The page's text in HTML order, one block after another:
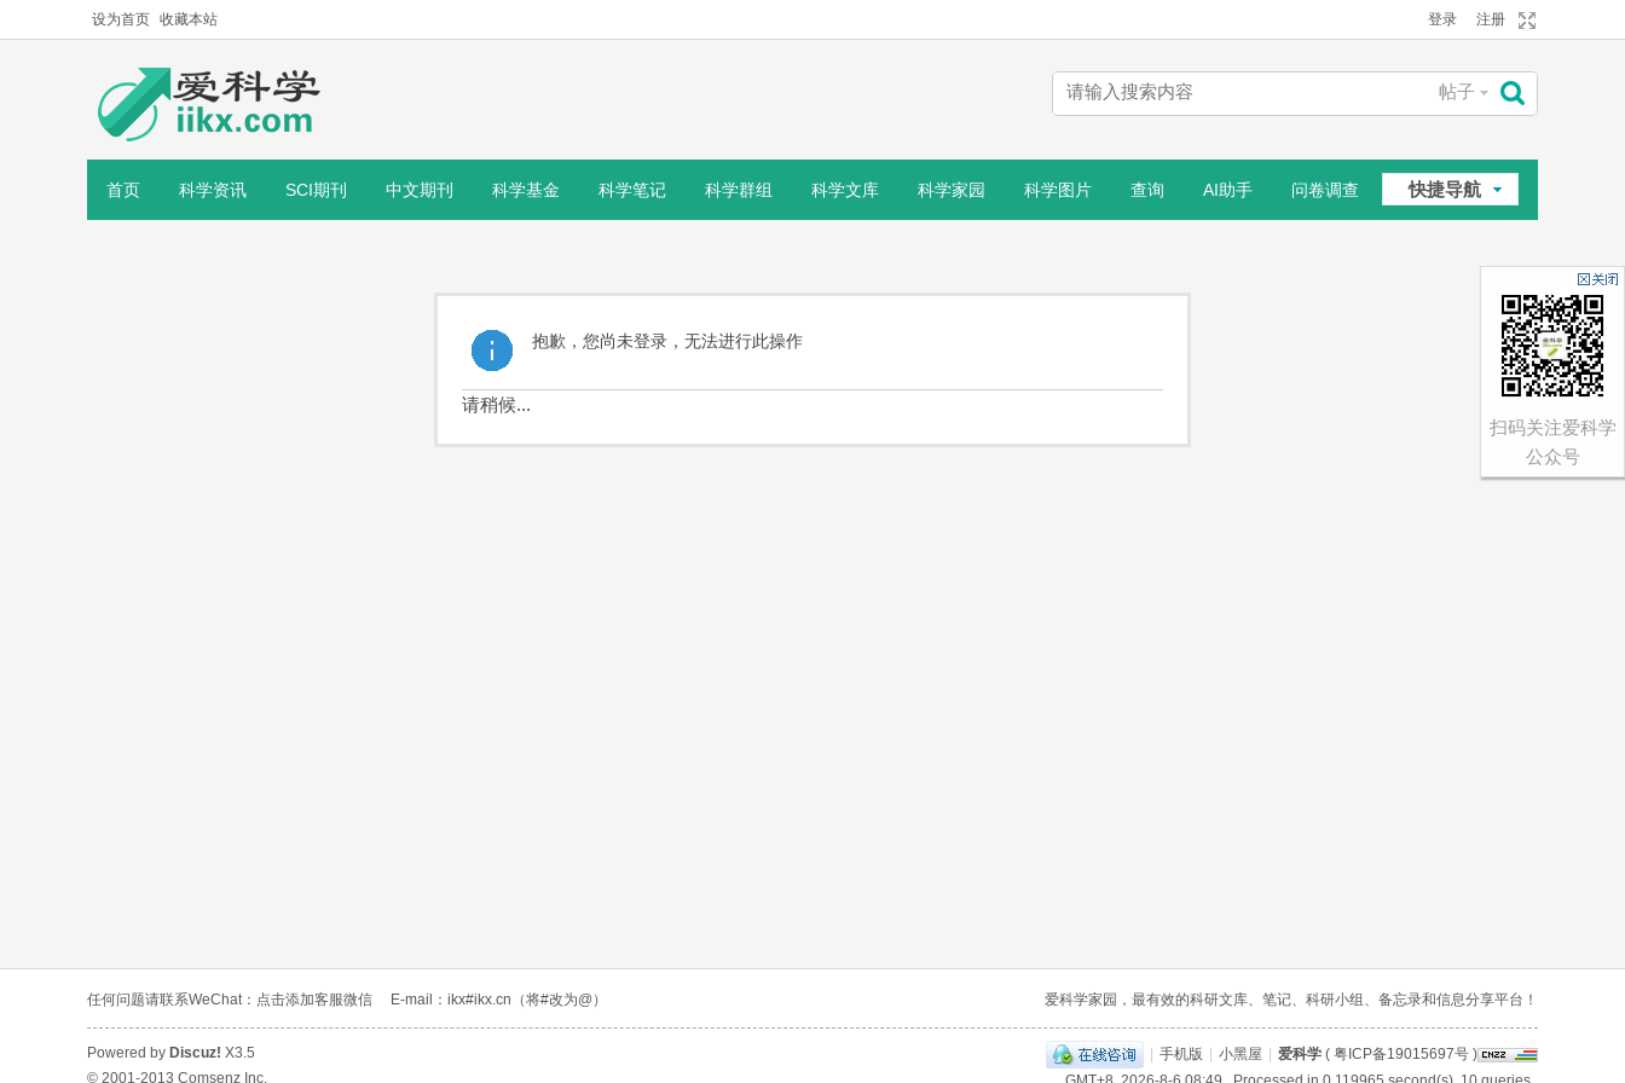
设为首页 收藏本站 登录 注册
帖子
快捷导航
首页 科学资讯 SCI期刊 中文期刊 科学基金 科学笔记 科学群组 科学文库 科学家园 科学图片 查询 AI助手 问卷调查
抱歉，您尚未登录，无法进行此操作
请稍候...
扫码关注爱科学
公众号
任何问题请联系WeChat： 点击添加客服微信 E-mail：ikx#ikx.cn（将#改为@） 爱科学家园，最有效的科研文库、笔记、科研小组、备忘录和信息分享平台！
| 手机版 | 小黑屋 | 爱科学 ( 粤ICP备19015697号 )
Powered by Discuz! X3.5
© 2001-2013 Comsenz Inc.